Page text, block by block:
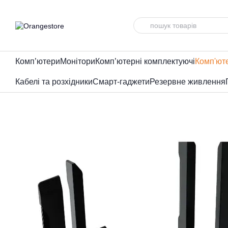
Комп’ютериМоніториКомп’ютерні комплектуючі
Кабелі та розхідникиСмарт-гаджетиРезервне живлення